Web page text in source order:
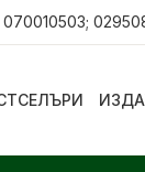
070010503;